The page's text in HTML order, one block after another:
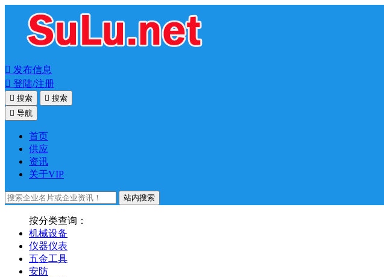
 发布信息
 登陆/注册
 搜索  搜索
 导航
首页
供应
资讯
关于VIP
站内搜索
按分类查询：
机械设备
仪器仪表
五金工具
安防